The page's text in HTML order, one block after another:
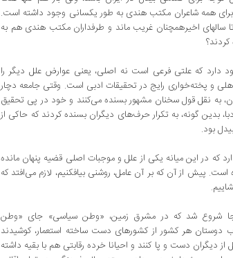
همه شاعران مکتب هندی به طور یکسانی وجود داشته ‌است‌.
سالهای اخیرهمچنان غریب ماند و طرفداران مکتب هندی هم به
که علتی فرعی است نه اصلی، یعنی عوارض علل دیگر را
و پخته‌خواری رایج در تحقیقات ادبی است. وقتی جامعه دچار
به نقل قول سخنان مشهور بسنده می‌کنند و خود در پی تحقیق
بدین ‌گونه‌، به تکرار حرف‌های دیگران بسنده کردند که حاکی از
بود.
که در این میانه یکی از علل و موجبات اصلی قضیه پنهان مانده
است‌. پیش از آن که بر آن عامل، روشنی بیافکنیم‌، لازم می‌افتد که
جا شروع‌ شد که در مشرق زمین‌، «وطن سیاسی‌» جای «وطن
‌دوستان هر کشور از کشورهای دست ‌ساخته استعمار، کوشیدند
دیگران دست و پا کنند و احیانا خرده ‌رقابتی هم با بقیه داشته